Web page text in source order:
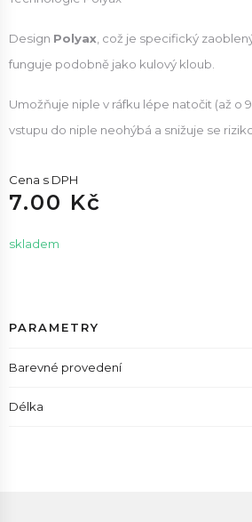
Design Polyax , což je specifický
funguje podobně jako kulový kloub.
Umožňuje niple v ráfku lépe natočit (až o
vstupu do niple neohýbá a snižuje se
Cena s DPH
7.00 Kč
skladem
PARAMETRY
Barevné provedení
Délka